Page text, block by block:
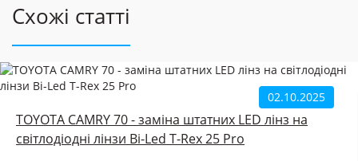
Схожі статті
02.10.2025
TOYOTA CAMRY 70 - заміна штатних LED лінз на
світлодіодні лінзи Bi-Led T-Rex 25 Pro